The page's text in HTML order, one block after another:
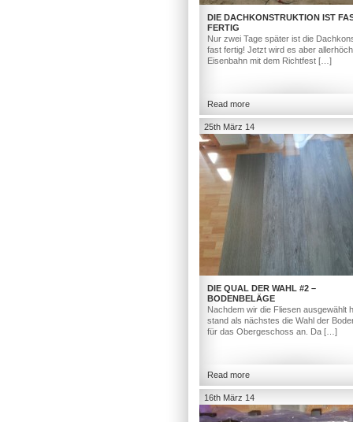
DIE DACHKONSTRUKTION IST
FERTIG
Nur zwei Tage später ist die
fast fertig! Jetzt wird es aber
Eisenbahn mit dem Richtfest […]
Read more
25th März 14
DIE QUAL DER WAHL #2 –
BODENBELÄGE
Nachdem wir die Fliesen ausgewählt
stand als nächstes die Wahl der
für das Obergeschoss an. Da […]
Read more
16th März 14